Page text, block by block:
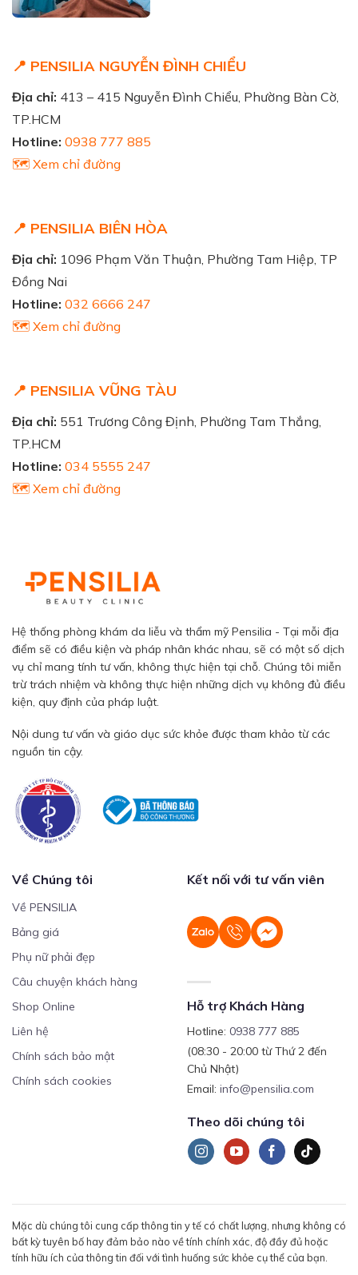
📍 PENSILIA NGUYỄN ĐÌNH CHIỂU
Địa chỉ: 413 – 415 Nguyễn Đình Chiểu, Phường Bàn Cờ,
TP.HCM
Hotline: 0938 777 885
🗺️ Xem chỉ đường
📍 PENSILIA BIÊN HÒA
Địa chỉ: 1096 Phạm Văn Thuận, Phường Tam Hiệp, TP
Đồng Nai
Hotline: 032 6666 247
🗺️ Xem chỉ đường
📍 PENSILIA VŨNG TÀU
Địa chỉ: 551 Trương Công Định, Phường Tam Thắng,
TP.HCM
Hotline: 034 5555 247
🗺️ Xem chỉ đường
Hệ thống phòng khám da liễu và thẩm mỹ Pensilia - Tại mỗi địa
điểm sẽ có điều kiện và pháp nhân khác nhau, sẽ có một số dịch
vụ chỉ mang tính tư vấn, không thực hiện tại chỗ. Chúng tôi miễn
trừ trách nhiệm và không thực hiện những dịch vụ không đủ điều
kiện, quy định của pháp luật.
Nội dung tư vấn và giáo dục sức khỏe được tham khảo từ các
nguồn tin cậy.
Về Chúng tôi
Về PENSILIA
Bảng giá
Phụ nữ phải đẹp
Câu chuyện khách hàng
Shop Online
Liên hệ
Chính sách bảo mật
Chính sách cookies
Kết nối với tư vấn viên
Hỗ trợ Khách Hàng
Hotline: 0938 777 885
(08:30 - 20:00 từ Thứ 2 đến
Chủ Nhật)
Email: info@pensilia.com
Theo dõi chúng tôi
Mặc dù chúng tôi cung cấp thông tin y tế có chất lượng, nhưng không có
bất kỳ tuyên bố hay đảm bảo nào về tính chính xác, độ đầy đủ hoặc
tính hữu ích của thông tin đối với tình huống sức khỏe cụ thể của bạn.